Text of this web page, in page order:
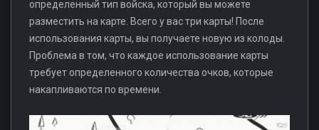
определенный тип войска, который вы можете
разместить на карте. Всего у вас три карты! После
использования карты, вы получаете новую из колоды.
Проблема в том, что каждое использование карты
требует определенного количества очков, которые
накапливаются по времени.